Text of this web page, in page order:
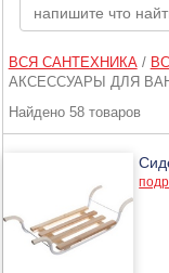
ВСЯ САНТЕХНИКА/
АКСЕССУАРЫ ДЛЯ
Найдено 58 товаров